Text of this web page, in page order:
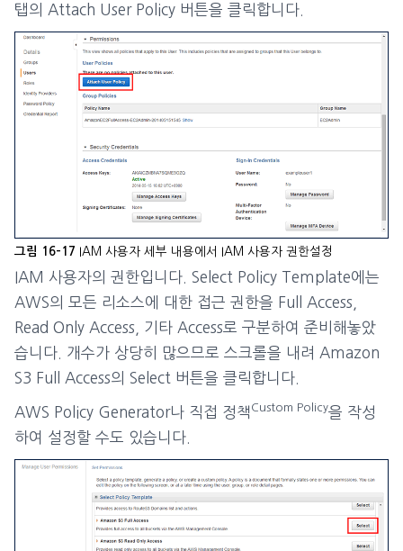
탭의 Attach User Policy 버튼을 클릭합니다.
그림 16-17 IAM 사용자 세부 내용에서 IAM 사용자 권한설정
IAM 사용자의 권한입니다. Select Policy Template에는
AWS의 모든 리소스에 대한 접근 권한을 Full Access,
Read Only Access, 기타 Access로 구분하여 준비해놓았
습니다. 개수가 상당히 많으므로 스크롤을 내려 Amazon
S3 Full Access의 Select 버튼을 클릭합니다.
AWS Policy Generator나 직접 정책 Custom Policy을 작성
하여 설정할 수도 있습니다.